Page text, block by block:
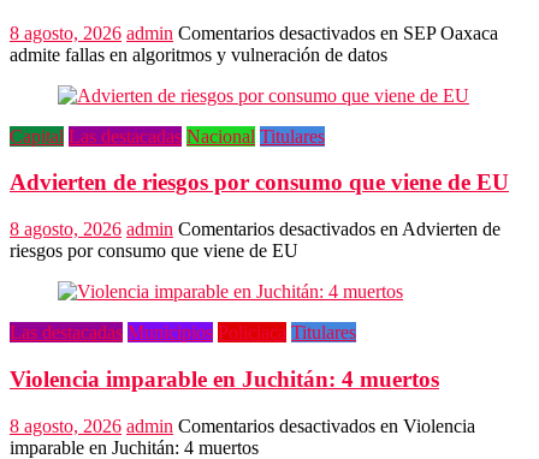
8 agosto, 2026 admin Comentarios desactivados en SEP Oaxaca
admite fallas en algoritmos y vulneración de datos
Capital Las destacadas Nacional Titulares
Advierten de riesgos por consumo que viene de EU
8 agosto, 2026 admin Comentarios desactivados en Advierten de
riesgos por consumo que viene de EU
Las destacadas Municipios Policiaca Titulares
Violencia imparable en Juchitán: 4 muertos
8 agosto, 2026 admin Comentarios desactivados en Violencia
imparable en Juchitán: 4 muertos